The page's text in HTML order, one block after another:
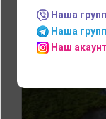
Наша
Наша
Наш